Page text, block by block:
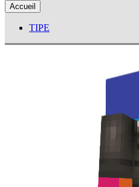
Accueil
TIPE